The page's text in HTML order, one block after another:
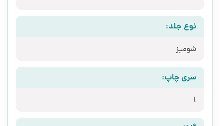
نوع جلد:
شومیز
سری چاپ:
1